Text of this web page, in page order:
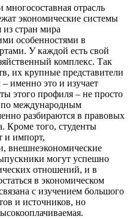
отрасль
экономические системы
стран мира
особенностями в
У каждой есть свой
комплекс. Так
их крупные представители
именно это и изучает
этого профиля – не просто
по международным
разбираются в правовых
Кроме того, студенты
и импорт,
внешнеэкономические
могут успешно
отношений, и в
в экономическом
с изучением большого
и источников, но